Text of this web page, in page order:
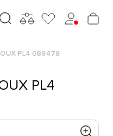
PL4 089478
PL4